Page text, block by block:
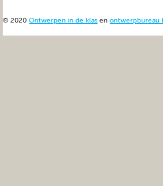
© 2020Ontwerpen in de klas enontwerpbureau